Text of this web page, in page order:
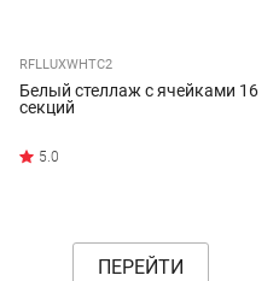
RFLLUXWHTC2
Белый стеллаж с ячейками 16
секций
ПЕРЕЙТИ